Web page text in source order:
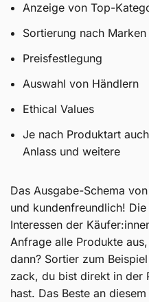
Anzeige von Top-
Sortierung nach Marken
Preisfestlegung
Auswahl von Händlern
Ethical Values
Je nach Produktart
Anlass und weitere
Das Ausgabe-Schema
und kundenfreundlich!
Interessen der
Anfrage alle Produkte
dann? Sortier zum
zack, du bist direkt in der
hast. Das Beste an